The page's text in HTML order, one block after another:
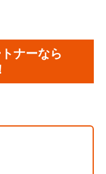
ナーなら